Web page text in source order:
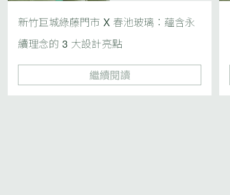
新竹巨城綠藤門市 X 春池玻璃：蘊含永
續理念的 3 大設計亮點
繼續閱讀